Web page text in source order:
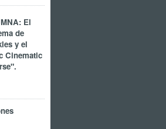
El
de
y el
Cinematic